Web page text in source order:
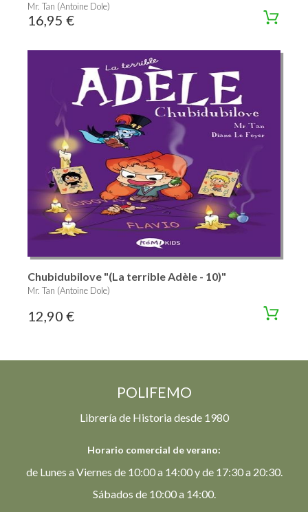
Mr. Tan (Antoine Dole)
16,95 €
Chubidubilove "(La terrible Adèle - 10)"
Mr. Tan (Antoine Dole)
12,90 €
POLIFEMO
Librería de Historia desde 1980
Horario comercial de verano:
de Lunes a Viernes de 10:00 a 14:00 y de 17:30 a 20:30.
Sábados de 10:00 a 14:00.